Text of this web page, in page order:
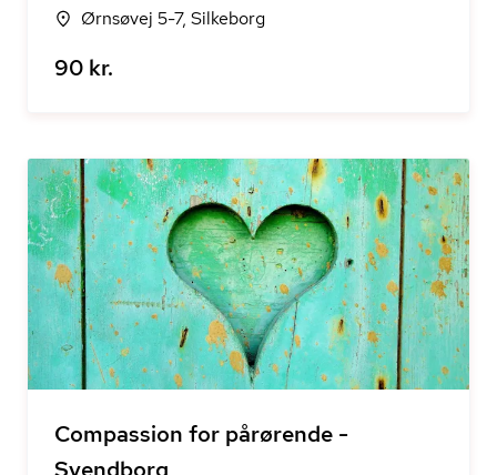
Ørnsøvej 5-7, Silkeborg
90 kr.
Compassion for pårørende -